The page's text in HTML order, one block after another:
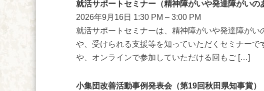
就活サポートセミナー（精神障がいや発達障がいの
2026年9月16日 1:30 PM – 3:00 PM
就活サポートセミナーは、精神障がいや発達障が
や、受けられる支援等を知っていただくセミナー
や、オンラインで参加していただける回もご […]
小集団改善活動事例発表会（第19回秋田県知事賞）